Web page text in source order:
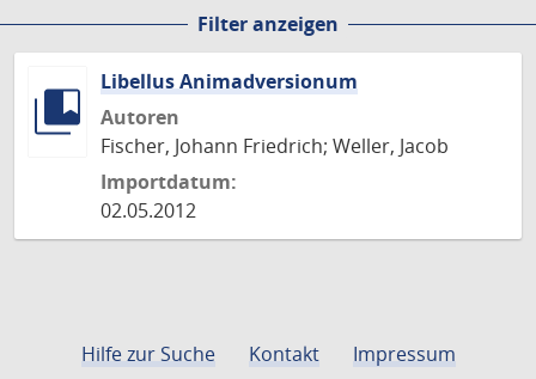
Filter anzeigen
Libellus Animadversionum
Autoren
Fischer, Johann Friedrich; Weller, Jacob
Importdatum:
02.05.2012
Hilfe zur Suche Kontakt
Impressum